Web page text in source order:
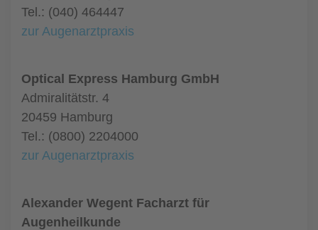
Tel.: (040) 464447
zur Augenarztpraxis
Optical Express Hamburg GmbH
Admiralitätstr. 4
20459 Hamburg
Tel.: (0800) 2204000
zur Augenarztpraxis
Alexander Wegent Facharzt für
Augenheilkunde